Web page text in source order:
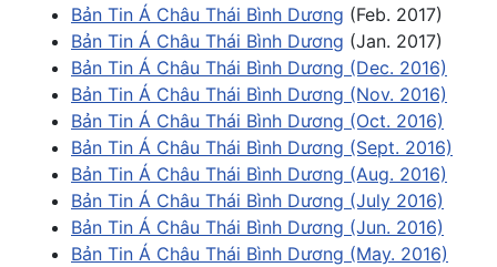
Bản Tin Á Châu Thái Bình Dương (Feb. 2017)
Bản Tin Á Châu Thái Bình Dương (Jan. 2017)
Bản Tin Á Châu Thái Bình Dương (Dec. 2016)
Bản Tin Á Châu Thái Bình Dương (Nov. 2016)
Bản Tin Á Châu Thái Bình Dương (Oct. 2016)
Bản Tin Á Châu Thái Bình Dương (Sept. 2016)
Bản Tin Á Châu Thái Bình Dương (Aug. 2016)
Bản Tin Á Châu Thái Bình Dương (July 2016)
Bản Tin Á Châu Thái Bình Dương (Jun. 2016)
Bản Tin Á Châu Thái Bình Dương (May. 2016)